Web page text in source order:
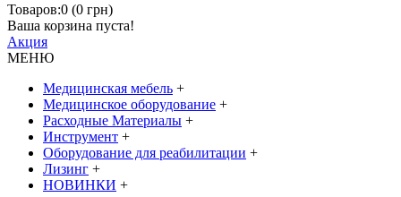
Товаров:0 (0 грн)
Ваша корзина пуста!
Акция
МЕНЮ
Медицинская мебель +
Медицинское оборудование +
Расходные Материалы +
Инструмент +
Оборудование для реабилитации +
Лизинг +
НОВИНКИ +